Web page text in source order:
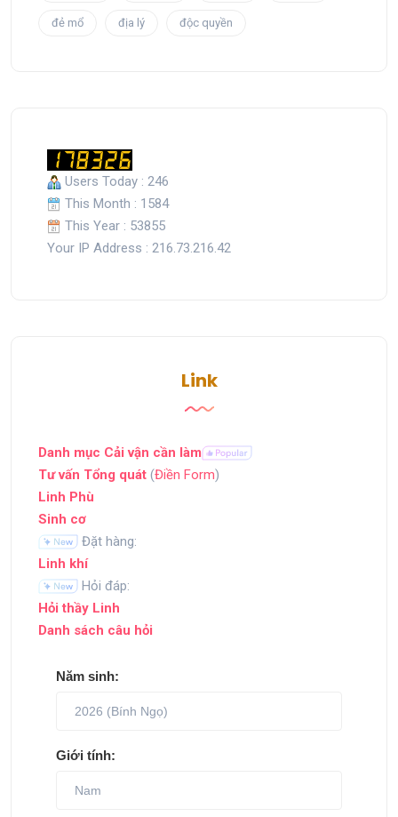
đẻ mổ địa lý độc quyền
Users Today : 246
This Month : 1584
This Year : 53855
Your IP Address : 216.73.216.42
Link
Danh mục Cải vận cần làm
Tư vấn Tổng quát (Điền Form)
Linh Phù
Sinh cơ
Đặt hàng:
Linh khí
Hỏi đáp:
Hỏi thầy Linh
Danh sách câu hỏi
Năm sinh:
Giới tính: